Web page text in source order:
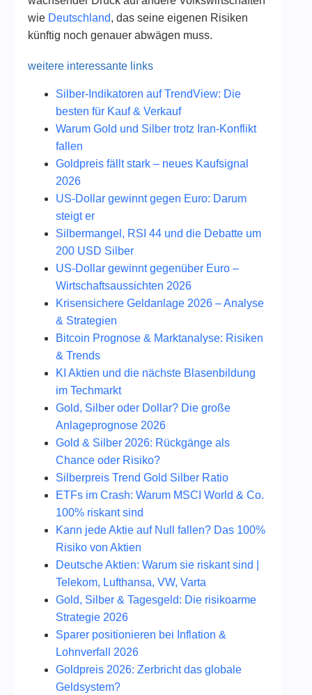
wie Deutschland, das seine eigenen Risiken
künftig noch genauer abwägen muss.
weitere interessante links
Silber-Indikatoren auf TrendView: Die
besten für Kauf & Verkauf
Warum Gold und Silber trotz Iran-Konflikt
fallen
Goldpreis fällt stark – neues Kaufsignal
2026
US-Dollar gewinnt gegen Euro: Darum
steigt er
Silbermangel, RSI 44 und die Debatte um
200 USD Silber
US-Dollar gewinnt gegenüber Euro –
Wirtschaftsaussichten 2026
Krisensichere Geldanlage 2026 – Analyse
& Strategien
Bitcoin Prognose & Marktanalyse: Risiken
& Trends
KI Aktien und die nächste Blasenbildung
im Techmarkt
Gold, Silber oder Dollar? Die große
Anlageprognose 2026
Gold & Silber 2026: Rückgänge als
Chance oder Risiko?
Silberpreis Trend Gold Silber Ratio
ETFs im Crash: Warum MSCI World & Co.
100% riskant sind
Kann jede Aktie auf Null fallen? Das 100%
Risiko von Aktien
Deutsche Aktien: Warum sie riskant sind |
Telekom, Lufthansa, VW, Varta
Gold, Silber & Tagesgeld: Die risikoarme
Strategie 2026
Sparer positionieren bei Inflation &
Lohnverfall 2026
Goldpreis 2026: Zerbricht das globale
Geldsystem?